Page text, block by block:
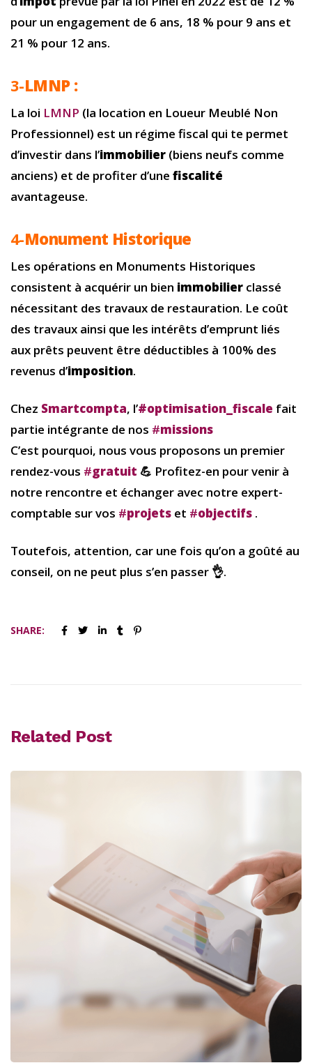
pour un engagement de 6 ans, 18 % pour 9 ans et
21 % pour 12 ans.
3-LMNP :
La loi LMNP (la location en Loueur Meublé Non
Professionnel) est un régime fiscal qui te permet
d’investir dans l’immobilier (biens neufs comme
anciens) et de profiter d’une fiscalité
avantageuse.
4-Monument Historique
Les opérations en Monuments Historiques
consistent à acquérir un bien immobilier classé
nécessitant des travaux de restauration. Le coût
des travaux ainsi que les intérêts d’emprunt liés
aux prêts peuvent être déductibles à 100% des
revenus d’imposition.
Chez Smartcompta, l’#optimisation_fiscale fait
partie intégrante de nos #missions
C’est pourquoi, nous vous proposons un premier
rendez-vous #gratuit 💪 Profitez-en pour venir à
notre rencontre et échanger avec notre expert-
comptable sur vos #projets et #objectifs .
Toutefois, attention, car une fois qu’on a goûté au
conseil, on ne peut plus s’en passer 👌.
SHARE:
Related Post